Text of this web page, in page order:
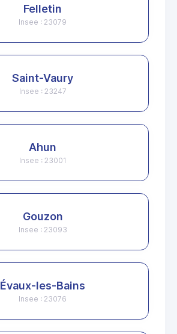
Felletin
Insee : 23079
Saint-Vaury
Insee : 23247
Ahun
Insee : 23001
Gouzon
Insee : 23093
Évaux-les-Bains
Insee : 23076